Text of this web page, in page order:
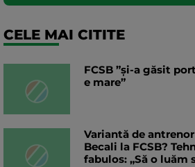
CELE MAI CITITE
FCSB ”și-a găsit
e mare”
Variantă de
Becali la FCSB?
fabulos: „Să o luăm